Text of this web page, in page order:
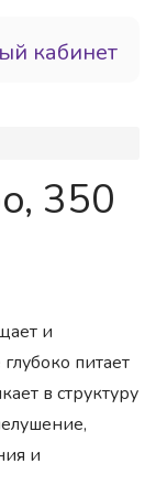
кабинет
350
и
питает
в структуру
и